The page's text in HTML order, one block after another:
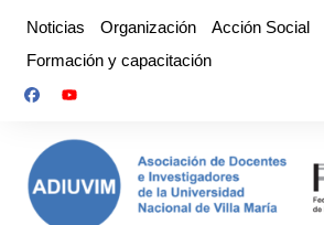
contenido
Noticias Organización Acción Social
Formación y capacitación